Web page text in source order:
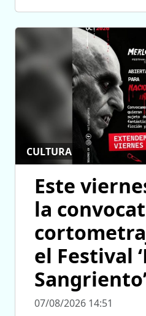
CULTURA
Este
la
el Festival
07/08/2026 14:51